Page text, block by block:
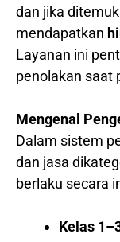
dan jika
mendapatkan
Layanan ini
penolakan saat
Mengenal
Dalam sistem
dan jasa
berlaku secara
Kelas